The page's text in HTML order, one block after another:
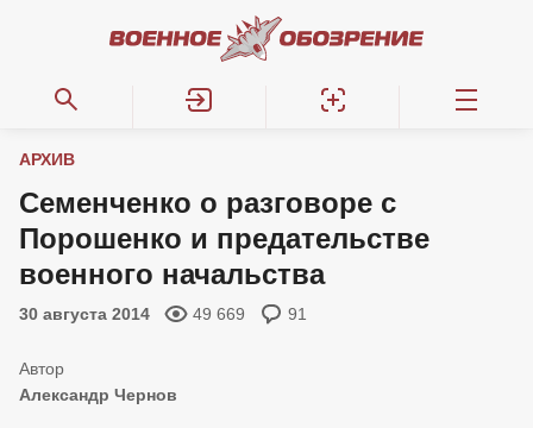
АРХИВ
Семенченко о разговоре с
Порошенко и предательстве
военного начальства
30 августа 2014 49 669 91
Александр Чернов